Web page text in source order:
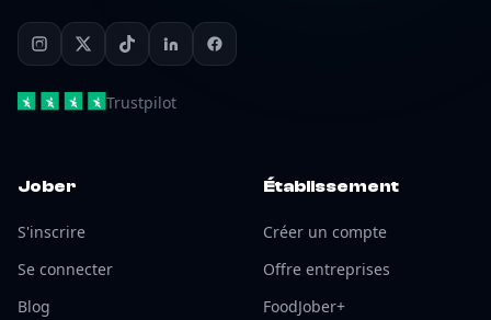
Trustpilot
Jober
S'inscrire
Se connecter
Blog
Établissement
Créer un compte
Offre entreprises
FoodJober+